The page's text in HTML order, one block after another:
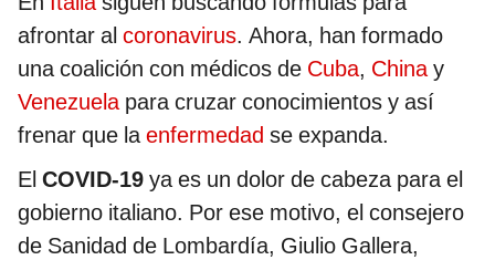
afrontar al coronavirus. Ahora, han formado
una coalición con médicos de Cuba, Chinay
Venezuela para cruzar conocimientos y así
frenar que laenfermedad se expanda.
El COVID-19 ya es un dolor de cabeza para el
gobierno italiano. Por ese motivo, el consejero
de Sanidad de Lombardía, Giulio Gallera,